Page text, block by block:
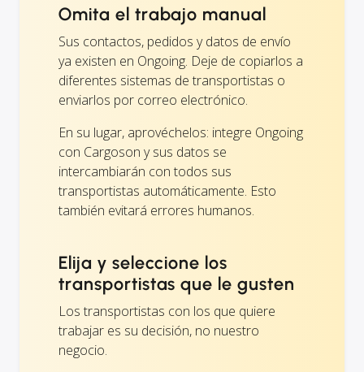
Omita el trabajo manual
Sus contactos, pedidos y datos de envío
ya existen en Ongoing. Deje de copiarlos a
diferentes sistemas de transportistas o
enviarlos por correo electrónico.
En su lugar, aprovéchelos: integre Ongoing
con Cargoson y sus datos se
intercambiarán con todos sus
transportistas automáticamente. Esto
también evitará errores humanos.
Elija y seleccione los
transportistas que le gusten
Los transportistas con los que quiere
trabajar es su decisión, no nuestro
negocio.